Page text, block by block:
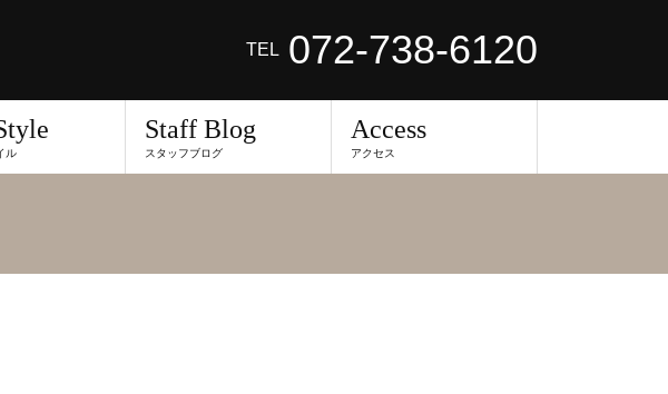
TEL 072-738-6120
ル
Staff Blog
スタッフブログ
Access
アクセス